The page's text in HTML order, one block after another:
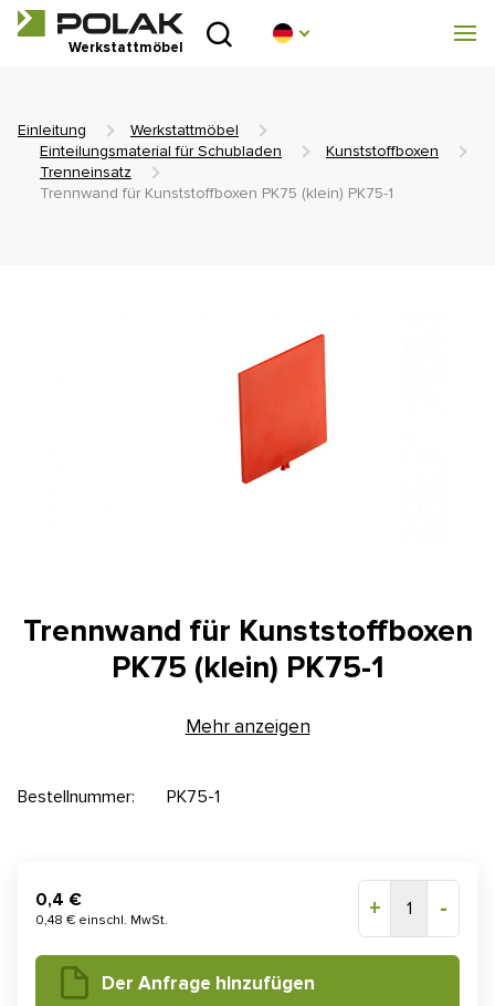
Werkstattmöbel
Einleitung
Über uns
Zum Herunterladen
Realisierung
Handelsnetz
Einleitung
Werkstattmöbel
Einteilungsmaterial für Schubladen
Kunststoffboxen
Trenneinsatz
Trennwand für Kunststoffboxen PK75 (klein) PK75-1
Trennwand für Kunststoffboxen
PK75 (klein) PK75-1
Mehr anzeigen
Bestellnummer: PK75-1
0,4 €
0,48 € einschl. MwSt. + 1 -
Der Anfrage hinzufügen